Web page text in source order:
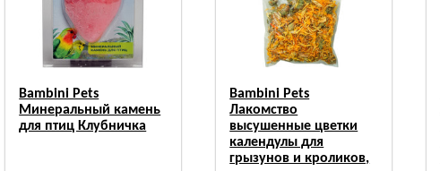
Bambini Pets
Минеральный камень
для птиц Клубничка
Bambini Pets
Лакомство
высушенные цветки
календулы для
грызунов и кроликов,